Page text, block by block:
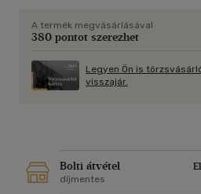
elemzése. A középkori
írott források együttes elemzése
szenttiszteletről, vallásosságról, a
használó klerikusokról és világi
felidézése a 15. századi Pécset
feltárások során előkerült késő
A termék megvásárlásával
380 pontot szerezhet
Legyen Ön is
visszajár.
Bolti átvétel
díjmentes